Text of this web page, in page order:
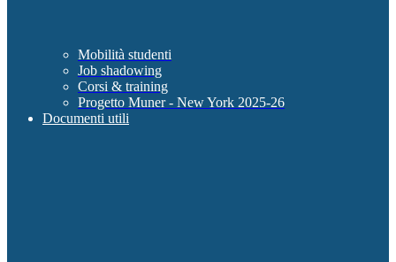
Mobilità studenti
Job shadowing
Corsi & training
Progetto Muner - New York 2025-26
Documenti utili